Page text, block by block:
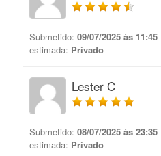
Submetido: 09/07/2025 às 11:45
estimada: Privado
Lester C
Submetido: 08/07/2025 às 23:35
estimada: Privado